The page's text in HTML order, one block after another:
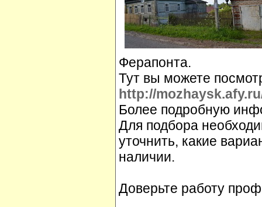
Ферапонта.
Тут вы можете
http://
Более подробную
Для подбора
уточнить, какие
наличии.
Доверьте работу